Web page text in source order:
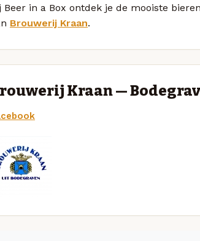
Beer in a Box ontdek je de mooiste
Brouwerij Kraan.
Kraan —